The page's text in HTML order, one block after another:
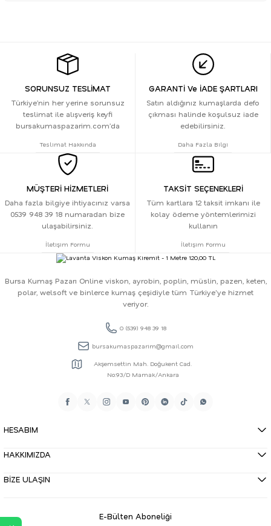
SORUNSUZ TESLİMAT
Türkiye’nin her yerine sorunsuz
teslimat ile alışveriş keyfi
bursakumaspazarim.com’da
Teslimat Hakkında
GARANTİ Ve İADE ŞARTLARI
Satın aldığınız kumaşlarda defo
çıkması halinde koşulsuz iade
edebilirsiniz.
Daha Fazla Bilgi
MÜŞTERİ HİZMETLERİ
Daha fazla bilgiye ihtiyacınız varsa
0539 948 39 18 numaradan bize
ulaşabilirsiniz.
İletişim Formu
TAKSİT SEÇENEKLERİ
Tüm kartlara 12 taksit imkanı ile
kolay ödeme yöntemlerimizi
kullanın
İletişim Formu
Bursa Kumaş Pazarı Online viskon, ayrobin, poplin, müslin, pazen, keten,
polar, welsoft ve binlerce kumaş çeşidiyle tüm Türkiye'ye hizmet
veriyor.
0 (539) 948 39 18
bursakumaspazarim@gmail.com
Akşemsettin Mah. Doğukent Cad.
No:93/D Mamak/Ankara
HESABIM
HAKKIMIZDA
BİZE ULAŞIN
E-Bülten Aboneliği